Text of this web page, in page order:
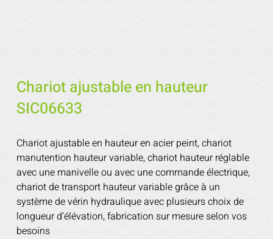
Chariot ajustable en hauteur
SIC06633
Chariot ajustable en hauteur en acier peint, chariot
manutention hauteur variable, chariot hauteur réglable
avec une manivelle ou avec une commande électrique,
chariot de transport hauteur variable grâce à un
système de vérin hydraulique avec plusieurs choix de
longueur d’élévation, fabrication sur mesure selon vos
besoins